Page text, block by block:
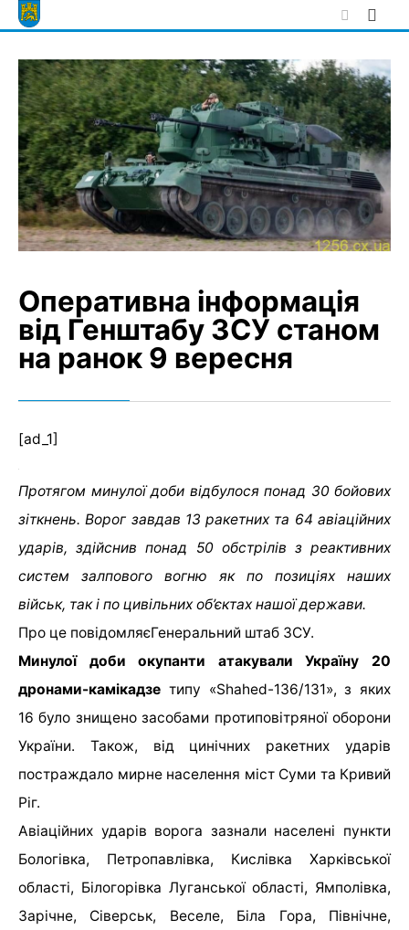
Skip
to
Оперативна інформація
від Генштабу ЗСУ станом
на ранок 9 вересня
[ad_1]
Протягом минулої доби відбулося понад 30 бойових
зіткнень. Ворог завдав 13 ракетних та 64 авіаційних
ударів, здійснив понад 50 обстрілів з реактивних
систем залпового вогню як по позиціях наших
військ, так і по цивільних об’єктах нашої держави.
Про це повідомляєГенеральний штаб ЗСУ.
Минулої доби окупанти атакували Україну 20
дронами-камікадзе типу «Shahed-136/131», з яких
16 було знищено засобами протиповітряної оборони
України. Також, від цинічних ракетних ударів
постраждало мирне населення міст Суми та Кривий
Ріг.
Авіаційних ударів ворога зазнали населені пункти
Бологівка, Петропавлівка, Кислівка Харківської
області, Білогорівка Луганської області, Ямполівка,
Зарічне, Сіверськ, Веселе, Біла Гора, Північне,